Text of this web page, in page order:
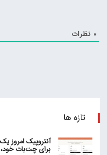
0 نظرات
تازه ها
برای چت‌بات خود، Claude، معرفی کرد